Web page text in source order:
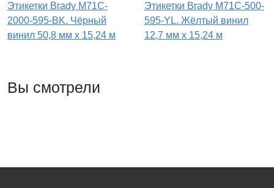
Этикетки Brady M71C-
2000-595-BK. Чёрный
винил 50,8 мм x 15,24 м
Этикетки Brady M71C-500-
595-YL. Жёлтый винил
12,7 мм x 15,24 м
Вы смотрели